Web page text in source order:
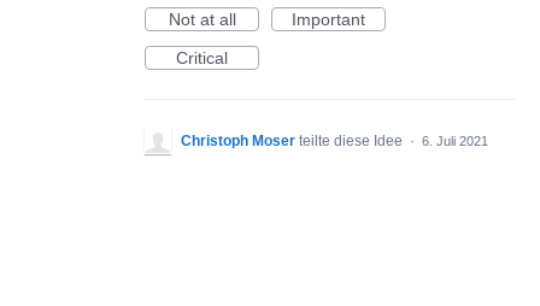
Not at all
Important
Critical
Christoph Moser teilte diese Idee · 6. Juli 2021